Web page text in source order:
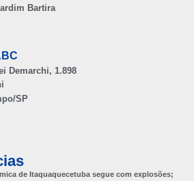
Bartira
Demarchi, 1.898
SP
de Itaquaquecetuba segue com explosões;